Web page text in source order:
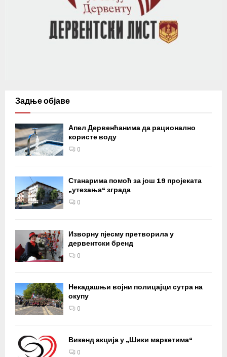
Задње објаве
Апел Дервенћанима да рационално
користе воду
0
Станарима помоћ за још 19 пројеката
„утезања“ зграда
0
Изворну пјесму претворила у
дервентски бренд
0
Некадашњи војни полицајци сутра на
окупу
0
Викенд акција у „Шики маркетима“
0